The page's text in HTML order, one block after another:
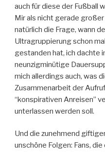
auch für diese der Fußball
Mir als nicht gerade
natürlich die Frage, wann
Ultragruppierung schon
gestanden hat, ich dachte
neunzigminütige
mich allerdings auch, was
Zusammenarbeit der
“konspirativen Anreisen”
unterlassen werden soll.
Und die zunehmend
unschöne Folgen: Fans,